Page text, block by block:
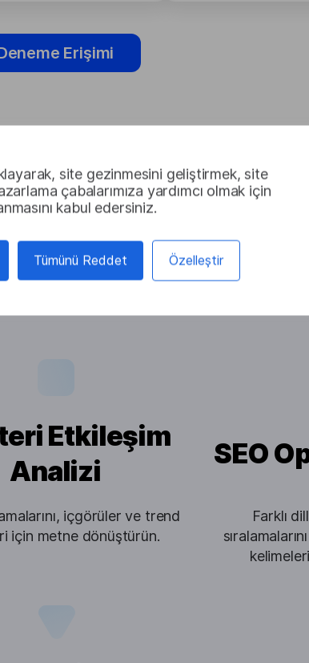
site gezinmesini geliştirmek, site
çabalarımıza yardımcı olmak için
kabul edersiniz.
Tümünü Reddet Özelleştir
Erişimi
yardımcı
Etkileşim
Analizi
içgörüler ve trend
için metne dönüştürün.
SEO
Farklı